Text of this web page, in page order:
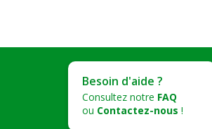
Besoin d'aide ?
Consultez notre FAQ
ou Contactez-nous !